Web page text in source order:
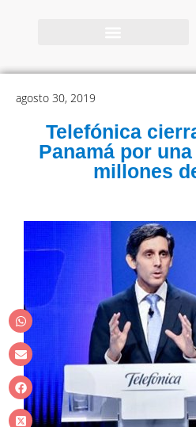
agosto 30, 2019
Telefónica
Panamá por
millones